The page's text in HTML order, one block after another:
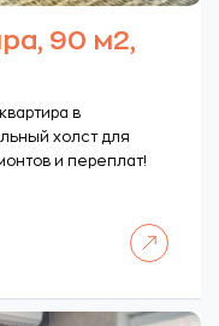
90 м2,
в
холст для
и переплат!